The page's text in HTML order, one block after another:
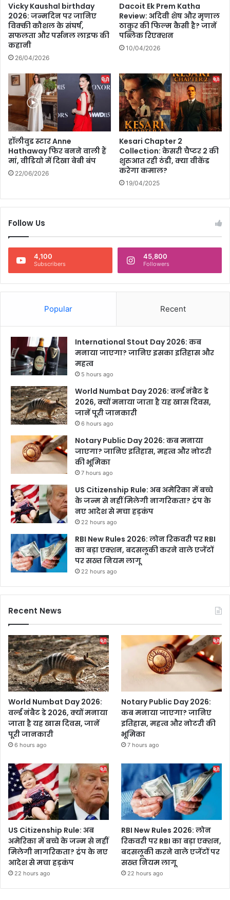
Vicky Kaushal birthday
2026: जन्मदिन पर जानिए
विक्की कौशल के संघर्ष,
सफलता और पर्सनल लाइफ की
कहानी
26/04/2026
Dacoit Ek Prem Katha
Review: अदिवी शेष और मृणाल
ठाकुर की फिल्म कैसी है? जानें
पब्लिक रिएक्शन
10/04/2026
हॉलीवुड स्टार Anne
Hathaway फिर बनने वाली हैं
मां, वीडियो में दिखा बेबी बंप
22/06/2026
Kesari Chapter 2
Collection: केसरी चैप्टर 2 की
शुरुआत रही ठंडी, क्या वीकेंड
करेगा कमाल?
19/04/2025
Follow Us
4,100
Subscribers
45,800
Followers
Popular Recent
International Stout Day 2026: कब
मनाया जाएगा? जानिए इसका इतिहास और
महत्व
5 hours ago
World Numbat Day 2026: वर्ल्ड नंबैट डे
2026, क्यों मनाया जाता है यह खास दिवस,
जानें पूरी जानकारी
6 hours ago
Notary Public Day 2026: कब मनाया
जाएगा? जानिए इतिहास, महत्व और नोटरी
की भूमिका
7 hours ago
US Citizenship Rule: अब अमेरिका में बच्चे
के जन्म से नहीं मिलेगी नागरिकता? ट्रंप के
नए आदेश से मचा हड़कंप
22 hours ago
RBI New Rules 2026: लोन रिकवरी पर RBI
का बड़ा एक्शन, बदसलूकी करने वाले एजेंटों
पर सख्त नियम लागू
22 hours ago
Recent News
World Numbat Day 2026:
वर्ल्ड नंबैट डे 2026, क्यों मनाया
जाता है यह खास दिवस, जानें
पूरी जानकारी
6 hours ago
Notary Public Day 2026:
कब मनाया जाएगा? जानिए
इतिहास, महत्व और नोटरी की
भूमिका
7 hours ago
US Citizenship Rule: अब
अमेरिका में बच्चे के जन्म से नहीं
मिलेगी नागरिकता? ट्रंप के नए
आदेश से मचा हड़कंप
22 hours ago
RBI New Rules 2026: लोन
रिकवरी पर RBI का बड़ा एक्शन,
बदसलूकी करने वाले एजेंटों पर
सख्त नियम लागू
22 hours ago